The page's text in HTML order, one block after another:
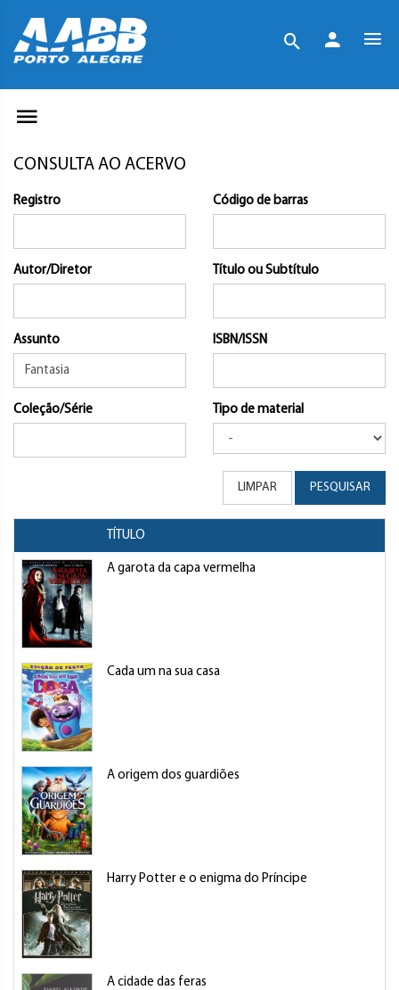
CONSULTA AO ACERVO
Registro Código de barras
Autor/Diretor Título ou Subtítulo
Assunto ISBN/ISSN
Coleção/Série Tipo de material
LIMPAR PESQUISAR
TÍTULO
A garota da capa vermelha
Cada um na sua casa
A origem dos guardiões
Harry Potter e o enigma do Príncipe
A cidade das feras